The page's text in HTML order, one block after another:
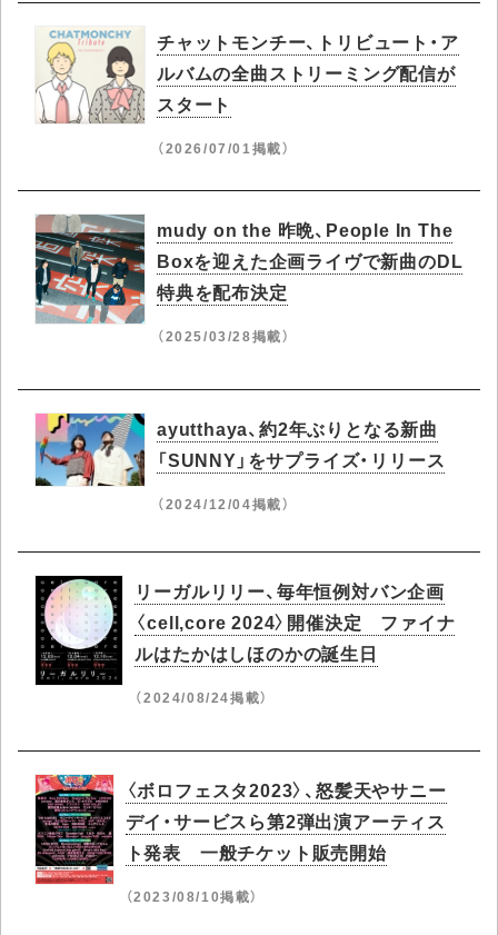
チャットモンチー、トリビュート・ア
ルバムの全曲ストリーミング配信が
スタート
（2026/07/01掲載）
mudy on the 昨晩、People In The
Boxを迎えた企画ライヴで新曲のDL
特典を配布決定
（2025/03/28掲載）
ayutthaya、約2年ぶりとなる新曲
「SUNNY」をサプライズ・リリース
（2024/12/04掲載）
リーガルリリー、毎年恒例対バン企画
〈cell,core 2024〉開催決定 ファイナ
ルはたかはしほのかの誕生日
（2024/08/24掲載）
〈ボロフェスタ2023〉、怒髪天やサニー
デイ・サービスら第2弾出演アーティス
ト発表 一般チケット販売開始
（2023/08/10掲載）